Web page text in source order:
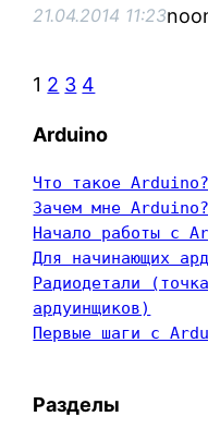
21.04.2014 11:23
1 2 3 4
Arduino
Что такое Arduino?
Зачем мне Arduino?
Начало работы с
Для начинающих
Радиодетали
ардуинщиков)
Первые шаги с
Разделы